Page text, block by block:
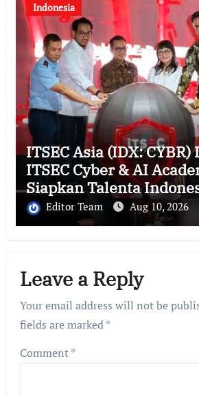
Indonesia
ITSEC Asia (IDX:
ITSEC Cyber & AI
Siapkan Talenta
Mengamankan dan
AI
Editor Team Aug 10, 2026
Leave a Reply
Your email address will not be
fields are marked*
Comment*